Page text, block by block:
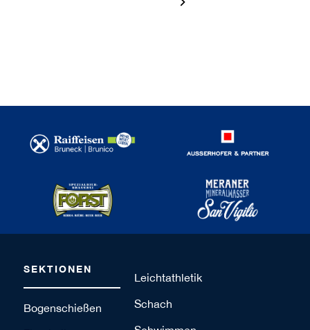
SEKTIONEN
Bogenschießen
Leichtathletik
Schach